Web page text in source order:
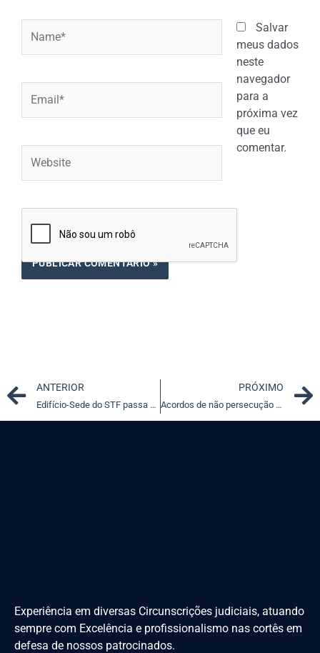
Salvar
meus dados
neste
navegador
para a
próxima vez
que eu
comentar.
Prev
ANTERIOR
Edifício-Sede do STF passa por restauração das esquadrias
PRÓXIMO
Acordos de não persecução baseados na lei "anticrime" foram destaque
Experiência em diversas Circunscrições judiciais, atuando
sempre com Excelência e profissionalismo nas cortês em
defesa de nossos patrocinados.